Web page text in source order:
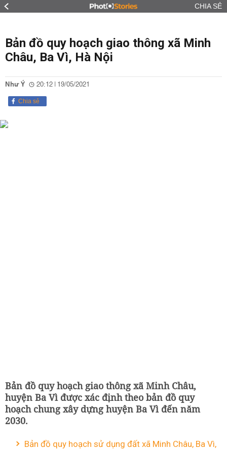
CHIA SẺ
Bản đồ quy hoạch giao thông xã Minh
Châu, Ba Vì, Hà Nội
Như Ý 20:12 | 19/05/2021
Chia sẻ
Bản đồ quy hoạch giao thông xã Minh Châu,
huyện Ba Vì được xác định theo bản đồ quy
hoạch chung xây dựng huyện Ba Vì đến năm
2030.
Bản đồ quy hoạch sử dụng đất xã Minh Châu, Ba Vì,